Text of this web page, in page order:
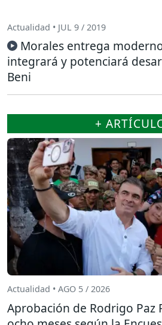
Actualidad • JUL 9 / 2019
Morales entrega
integrará y potenciará
Beni
+
Actualidad • AGO 5 / 2026
Aprobación de Rodrigo Paz